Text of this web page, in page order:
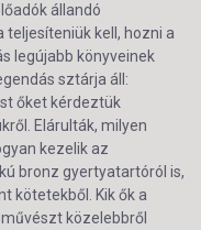
állandó
teljesíteniük kell, hozni a
legújabb könyveinek
sztárja áll:
őket kérdeztük
Elárulták, milyen
kezelik az
bronz gyertyatartóról is,
kötetekből. Kik ők a
közelebbről